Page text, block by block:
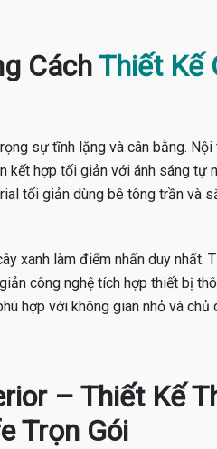
CáchThiết Kế
sự tĩnh lặng và cân bằng.
kết hợp tối giản với ánh sáng tự
tối giản dùng bê tông trần và
xanh làm điểm nhấn duy nhất.
công nghệ tích hợp thiết bị
hợp với không gian nhỏ và chủ
– Thiết Kế
Trọn Gói